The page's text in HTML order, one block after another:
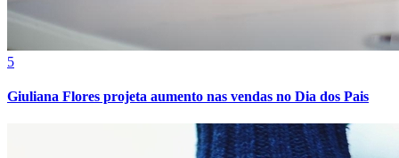
5
Giuliana Flores projeta aumento nas vendas no Dia dos Pais